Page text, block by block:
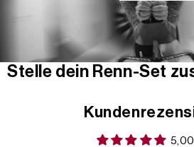
Stelle dein Renn-Set
5,00